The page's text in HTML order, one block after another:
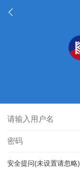
安全提问(未设置请忽略)